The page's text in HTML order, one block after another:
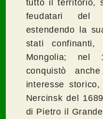
tutto il territorio,
feudatari del
estendendo la
stati
Mongolia; nel
conquistò
interesse
Nercinsk del
di Pietro il